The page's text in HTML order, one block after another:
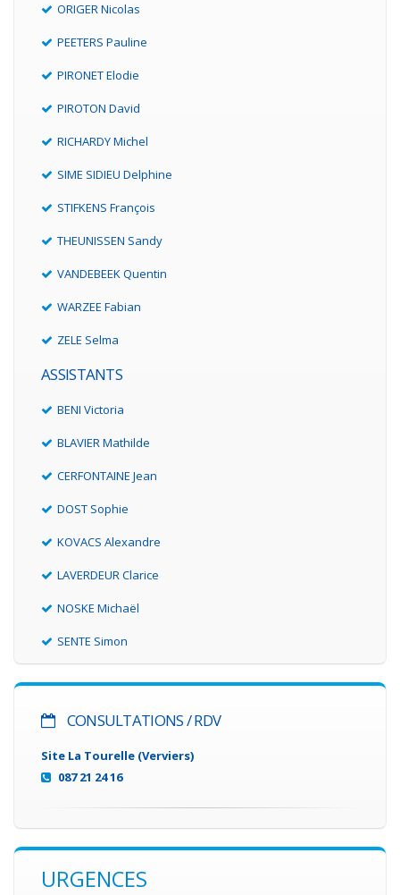
ORIGER Nicolas
PEETERS Pauline
PIRONET Elodie
PIROTON David
RICHARDY Michel
SIME SIDIEU Delphine
STIFKENS François
THEUNISSEN Sandy
VANDEBEEK Quentin
WARZEE Fabian
ZELE Selma
ASSISTANTS
BENI Victoria
BLAVIER Mathilde
CERFONTAINE Jean
DOST Sophie
KOVACS Alexandre
LAVERDEUR Clarice
NOSKE Michaël
SENTE Simon
CONSULTATIONS / RDV
Site La Tourelle (Verviers)
087 21 24 16
URGENCES